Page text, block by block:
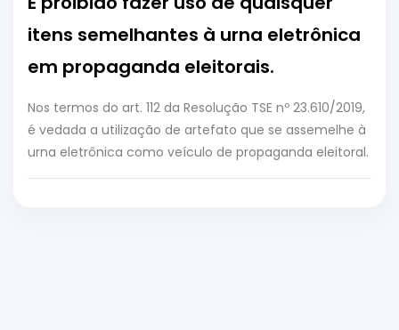
itens semelhantes à urna eletrônica
em propaganda eleitorais.
Nos termos do art. 112 da Resolução TSE nº 23.610/2019,
é vedada a utilização de artefato que se assemelhe à
urna eletrônica como veículo de propaganda eleitoral.